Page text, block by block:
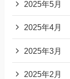
2025年5月
2025年4月
2025年3月
2025年2月